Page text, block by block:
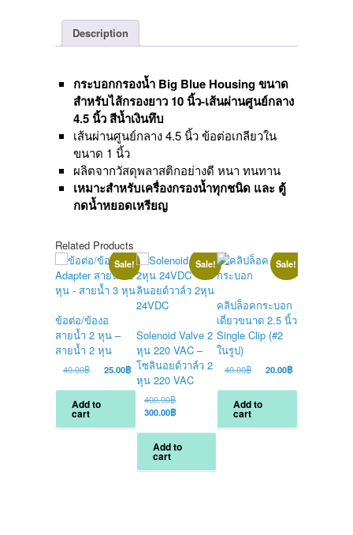
Description
กระบอกกรองน้ำ Big Blue Housingขนาด
สำหรับไส้กรองยาว 10 นิ้ว-เส้นผ่านศูนย์กลาง
4.5 นิ้วสีน้ำเงินทึบ
เส้นผ่านศูนย์กลาง 4.5 นิ้ว ข้อต่อเกลียวใน
ขนาด 1 นิ้ว
ผลิตจากวัสดุพลาสติกอย่างดี หนา ทนทาน
เหมาะสำหรับเครื่องกรองน้ำทุกชนิด และ ตู้
กดน้ำหยอดเหรียญ
Related Products
Sale!
ข้อต่อ/ข้องอ
สายน้ำ 2 หุน –
สายน้ำ 2 หุน
40.00฿
Original
was:
40.00฿.
25.00฿ Current
price
is:
25.00฿.
Add to
cart
Sale!
Solenoid Valve 2
หุน 220 VAC –
โซลินอยด์วาล์ว 2
หุน 220 VAC
400.00฿
400.00฿.
300.00฿
is:
300.00฿.
Add to
cart
Sale!
คลิปล็อคกระบอก
เดี่ยวขนาด 2.5 นิ้ว
Single Clip (#2
ในรูป)
40.00฿
Original
was:
40.00฿.
20.00฿
is:
Add to
cart